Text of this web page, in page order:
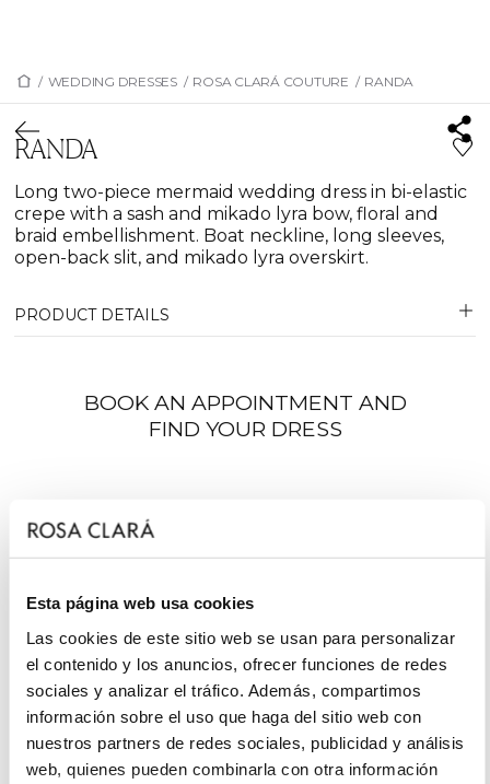
Esta página web usa cookies
Las cookies de este sitio web se usan para personalizar
el contenido y los anuncios, ofrecer funciones de redes
sociales y analizar el tráfico. Además, compartimos
información sobre el uso que haga del sitio web con
nuestros partners de redes sociales, publicidad y análisis
web, quienes pueden combinarla con otra información
/ WEDDING DRESSES / ROSA CLARÁ COUTURE / RANDA
RANDA
Long two-piece mermaid wedding dress in bi-elastic
crepe with a sash and mikado lyra bow, floral and
braid embellishment. Boat neckline, long sleeves,
open-back slit, and mikado lyra overskirt.
PRODUCT DETAILS
BOOK AN APPOINTMENT AND
FIND YOUR DRESS